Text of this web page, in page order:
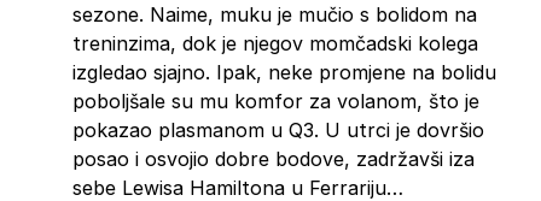
sezone. Naime, muku je mučio s bolidom na
treninzima, dok je njegov momčadski kolega
izgledao sjajno. Ipak, neke promjene na bolidu
poboljšale su mu komfor za volanom, što je
pokazao plasmanom u Q3. U utrci je dovršio
posao i osvojio dobre bodove, zadržavši iza
sebe Lewisa Hamiltona u Ferrariju…